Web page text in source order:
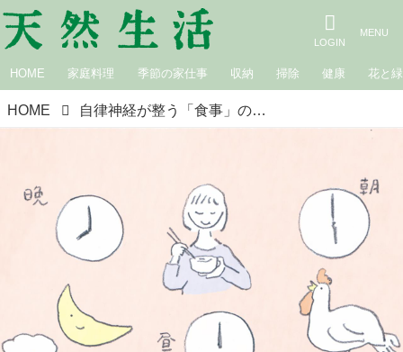
HOME 家庭料理 季節の家仕事 収納 掃除 健康 花と緑
HOME 自律神経が整う「食事」のリズム。同じ時間で“できるだけ一定に”心と体を整える春のかんたん養生／国際中医薬膳師・久保奈穂実さん